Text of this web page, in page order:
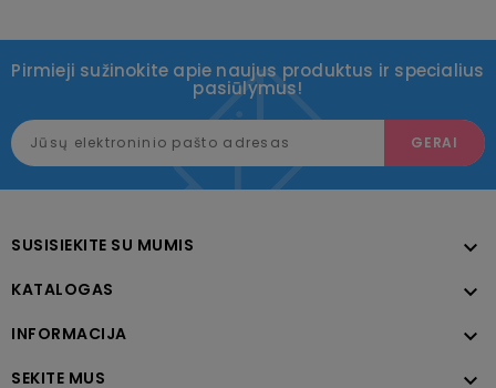
Pirmieji sužinokite apie naujus produktus ir specialius
pasiūlymus!
SUSISIEKITE SU MUMIS 
KATALOGAS 
INFORMACIJA 
SEKITE MUS 